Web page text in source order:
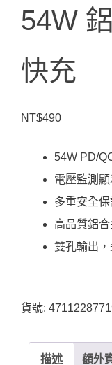
54W
快充
NT$490
54W PD/
電壓監測顯
多重安全保
高品質鋁
雙孔輸出
貨號:
描述 額外